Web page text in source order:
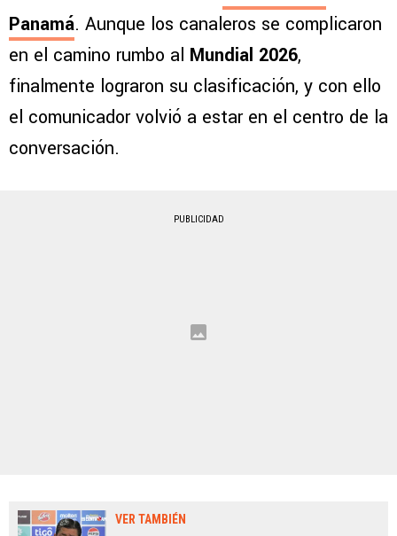
Panamá. Aunque los canaleros se complicaron
en el camino rumbo al Mundial 2026,
finalmente lograron su clasificación, y con ello
el comunicador volvió a estar en el centro de la
conversación.
PUBLICIDAD
VER TAMBIÉN